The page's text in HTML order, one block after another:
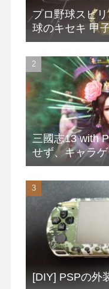
プロ野球スピ
球のキセキ 甲
方法
三國志13 with
せず、キャラ
[DIY] PSPの外